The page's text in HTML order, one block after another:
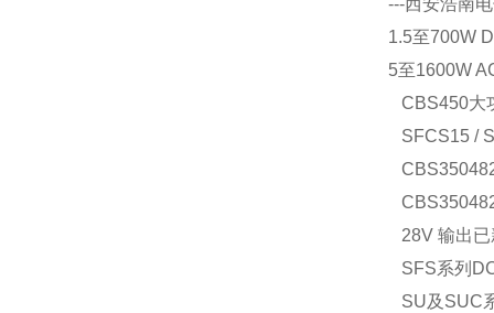
---西安浩南
1.5至700W
5至1600W
CBS450大
SFCS15 /
28V 输出已
SFS系列
SU及SUC